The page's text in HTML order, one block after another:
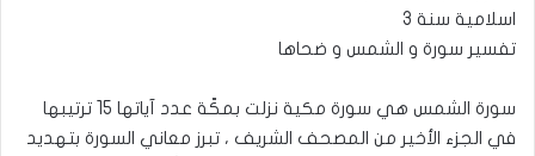
اسلامية سنة 3
تفسير سورة و الشمس و ضحاها
سورة الشمس هي سورة مكية نزلت بمكّة عدد آياتها 15 ترتيبها
في الجزء الأخير من المصحف الشريف ، تبرز معاني السورة بتهديد